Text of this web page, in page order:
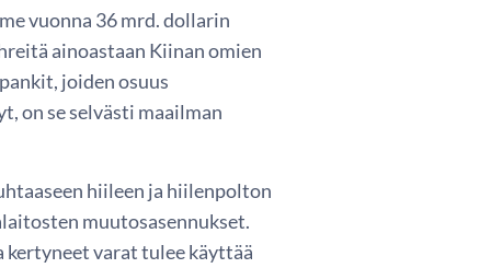
vuonna 36 mrd. dollarin
ainoastaan Kiinan omien
joiden osuus
on se selvästi maailman
hiileen ja hiilenpolton
muutosasennukset.
kertyneet varat tulee käyttää